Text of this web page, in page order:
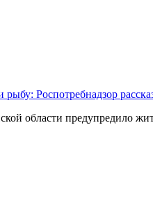
рыбу: Роспотребнадзор
области предупредило